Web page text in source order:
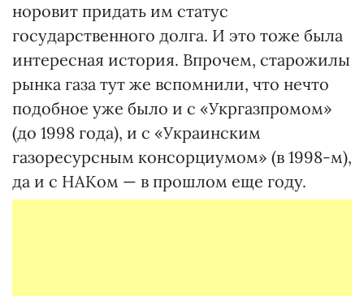
норовит придать им статус
государственного долга. И это тоже была
интересная история. Впрочем, старожилы
рынка газа тут же вспомнили, что нечто
подобное уже было и с «Укргазпромом»
(до 1998 года), и с «Украинским
газоресурсным консорциумом» (в 1998-м),
да и с НАКом — в прошлом еще году.